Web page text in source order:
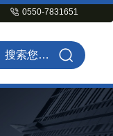
0550-7831651